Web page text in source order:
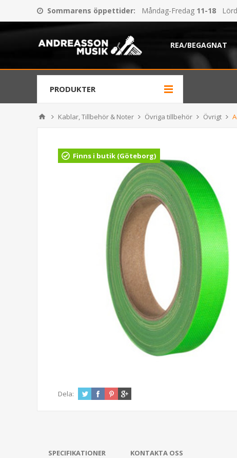
Sommarens öppettider: Måndag-Fredag 11-18
REA/BEGAGNAT
PRODUKTER
Kablar, Tillbehör & Noter Övriga tillbehör Övrigt
Finns i butik (Göteborg)
Dela:
SPECIFIKATIONER KONTAKTA OSS